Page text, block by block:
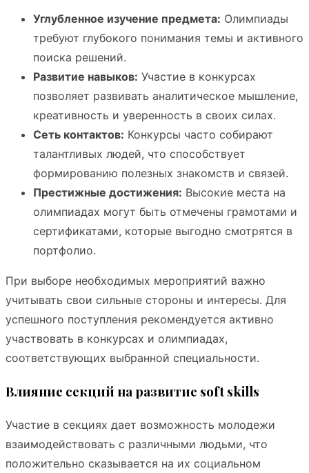
Углубленное изучение предмета: Олимпиады
требуют глубокого понимания темы и активного
поиска решений.
Развитие навыков: Участие в конкурсах
позволяет развивать аналитическое мышление,
креативность и уверенность в своих силах.
Сеть контактов: Конкурсы часто собирают
талантливых людей, что способствует
формированию полезных знакомств и связей.
Престижные достижения: Высокие места на
олимпиадах могут быть отмечены грамотами и
сертификатами, которые выгодно смотрятся в
портфолио.
При выборе необходимых мероприятий важно
учитывать свои сильные стороны и интересы. Для
успешного поступления рекомендуется активно
участвовать в конкурсах и олимпиадах,
соответствующих выбранной специальности.
Влияние секций на развитие soft skills
Участие в секциях дает возможность молодежи
взаимодействовать с различными людьми, что
положительно сказывается на их социальном